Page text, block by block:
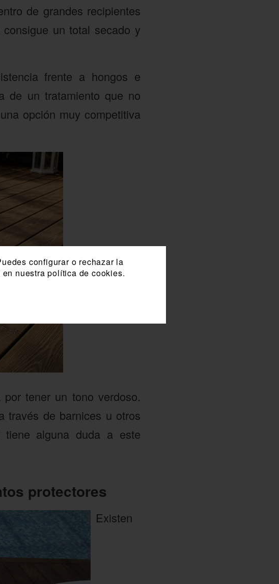
de grandes recipientes
un total secado y
frente a hongos e
de un tratamiento que no
opción muy competitiva
tener un tono verdoso.
través de barnices u otros
alguna duda a este
protectores
Existen
configurar o rechazar la
nuestra política de cookies.